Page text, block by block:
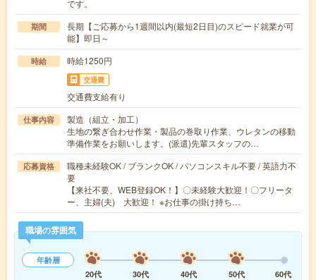
です。
期間
長期【ご応募から1週間以内(最短2日目)のスピード就業が可
能】即日～
時給 時給1250円
交通費
交通費支給有り
仕事内容
製造（組立・加工）
生地の繋ぎ合わせ作業・製品の巻取り作業、ウレタンの移動
準備作業をお願いします。(派遣)先輩スタッフの…
応募資格
職種未経験OK / ブランクOK / パソコンスキル不要 / 英語力不
要
【来社不要、WEB登録OK！】〇未経験大歓迎！〇フリータ
ー、主婦(夫) 大歓迎！ ※お仕事の掛け持ち…
職場の雰囲気
年齢層
20代
30代 40代 50代 60代